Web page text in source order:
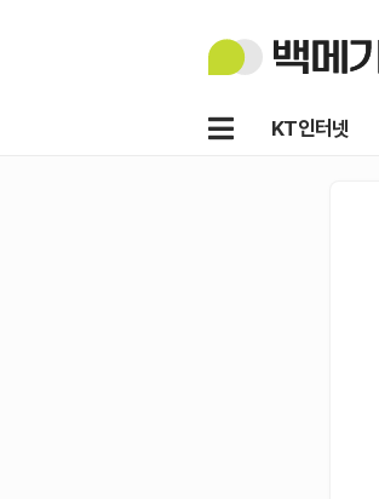
백
KT인터넷
메